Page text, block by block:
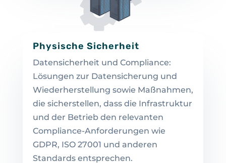
Physische Sicherheit
Datensicherheit und Compliance:
Lösungen zur Datensicherung und
Wiederherstellung sowie Maßnahmen,
die sicherstellen, dass die Infrastruktur
und der Betrieb den relevanten
Compliance-Anforderungen wie
GDPR, ISO 27001 und anderen
Standards entsprechen.